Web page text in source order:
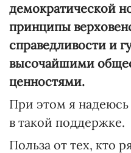
демократической
принципы
справедливости и
высочайшими
ценностями.
При этом я
в такой поддержке.
Польза от тех, кто